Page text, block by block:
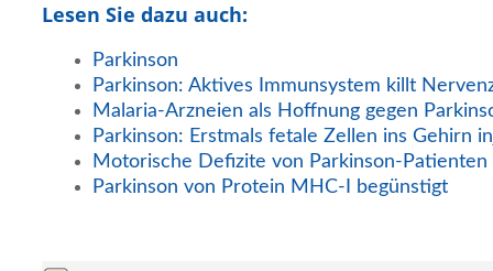
Lesen Sie dazu auch:
Parkinson
Parkinson: Aktives Immunsystem killt
Malaria-Arzneien als Hoffnung gegen
Parkinson: Erstmals fetale Zellen ins Gehirn
Motorische Defizite von Parkinson-Patienten
Parkinson von Protein MHC-I begünstigt